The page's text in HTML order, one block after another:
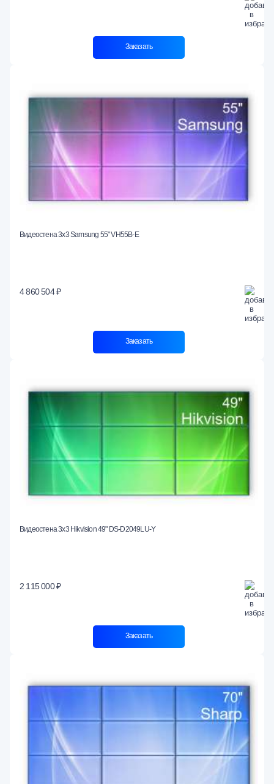
Заказать
Видеостена 3x3 Samsung 55" VH55B-E
4 860 504 ₽
Заказать
Видеостена 3x3 Hikvision 49" DS-D2049LU-Y
2 115 000 ₽
Заказать